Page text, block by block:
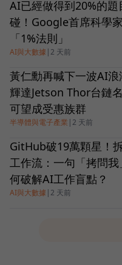
AI已經做得到20%的題
碰！Google首席科學
「1%法則」
AI與大數據 |2 天前
黃仁勳再喊下一波AI浪
輝達Jetson Thor台鏈
可望成受惠族群
半導體與電子產業 |2 天前
GitHub破19萬顆星！
工作流：一句「拷問
何破解AI工作盲點？
AI與大數據 |2 天前